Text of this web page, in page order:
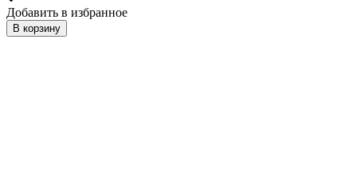
Добавить в избранное
В корзину